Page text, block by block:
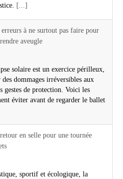
[...]
à ne surtout pas faire pour
aveugle
solaire est un exercice périlleux,
dommages irréversibles aux
gestes de protection. Voici les
éviter avant de regarder le ballet
en selle pour une tournée
sportif et écologique, la